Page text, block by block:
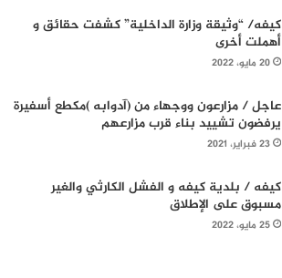
كيفه/ “وثيقة وزارة الداخلية” كشفت حقائق و
أهملت أخرى
20 مايو، 2022
عاجل / مزارعون ووجهاء من (آدوابه )مكطع أسفيرة
يرفضون تشييد بناء قرب مزارعهم
23 فبراير، 2021
كيفه / بلدية كيفه و الفشل الكارثي والغير
مسبوق على الإطلاق
25 مايو، 2022